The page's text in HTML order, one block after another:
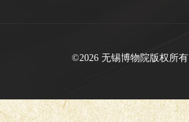
©2026 无锡博物院版权所有